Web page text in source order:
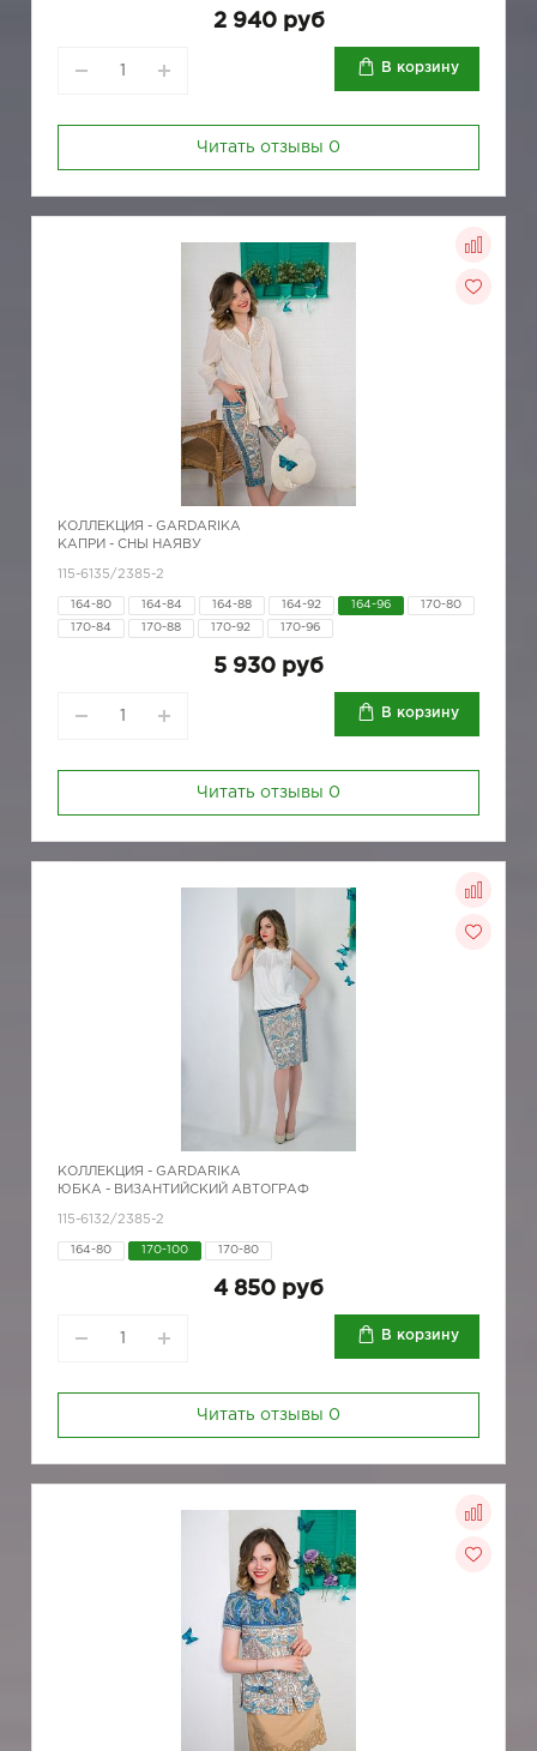
2 940 руб
В корзину
Читать отзывы 0
КОЛЛЕКЦИЯ - GARDARIKA
КАПРИ - СНЫ НАЯВУ
115-6135/2385-2
164-80 164-84 164-88 164-92 164-96 170-80
170-84 170-88 170-92 170-96
5 930 руб
В корзину
Читать отзывы 0
КОЛЛЕКЦИЯ - GARDARIKA
ЮБКА - ВИЗАНТИЙСКИЙ АВТОГРАФ
115-6132/2385-2
164-80 170-100 170-80
4 850 руб
В корзину
Читать отзывы 0